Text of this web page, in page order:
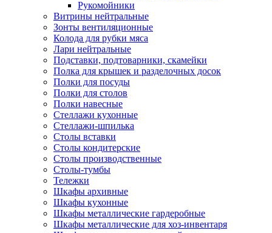
Рукомойники
Витрины нейтральные
Зонты вентиляционные
Колода для рубки мяса
Лари нейтральные
Подставки, подтоварники, скамейки
Полка для крышек и разделочных досок
Полки для посуды
Полки для столов
Полки навесные
Стеллажи кухонные
Стеллажи-шпилька
Столы вставки
Столы кондитерские
Столы производственные
Столы-тумбы
Тележки
Шкафы архивные
Шкафы кухонные
Шкафы металлические гардеробные
Шкафы металлические для хоз-инвентаря